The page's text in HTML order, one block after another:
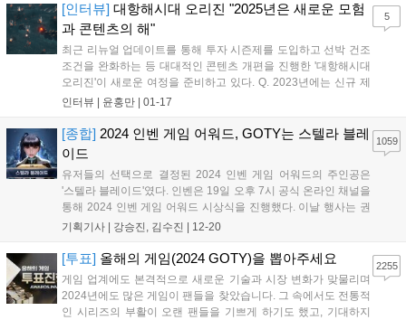
구...
[인터뷰] 대항해시대 오리진 "2025년은 새로운 모험
과 콘텐츠의 해"
최근 리뉴얼 업데이트를 통해 투자 시즌제를 도입하고 선박 건조
조건을 완화하는 등 대대적인 콘텐츠 개편을 진행한 '대항해시대
오리진'이 새로운 여정을 준비하고 있다. Q. 2023년에는 신규 제
독으로 이순신을 추가했다. 국내 유저들에게 있어서는 여러모로
타깃으로 한 업데이트가 있을지 궁금하다. = 현...
인터뷰 | 윤홍만 01-17
5
[종합] 2024 인벤 게임 어워드, GOTY는 스텔라 블레
이드
유저들의 선택으로 결정된 2024 인벤 게임 어워드의 주인공은
'스텔라 블레이드'였다. 인벤은 19일 오후 7시 공식 온라인 채널을
통해 2024 인벤 게임 어워드 시상식을 진행했다. 이날 행사는 권
이슬 아나운서, 인플루언서 인간젤리, 인벤 김수진 기자가 총 13
워드는 올해 비경쟁 부문 '...
기획기사 | 강승진, 김수진 12-20
1059
[투표] 올해의 게임(2024 GOTY)을 뽑아주세요
게임 업계에도 본격적으로 새로운 기술과 시장 변화가 맞물리며
2024년에도 많은 게임이 팬들을 찾았습니다. 그 속에서도 전통적
인 시리즈의 부활이 오랜 팬들을 기쁘게 하기도 했고, 기대하지
2255